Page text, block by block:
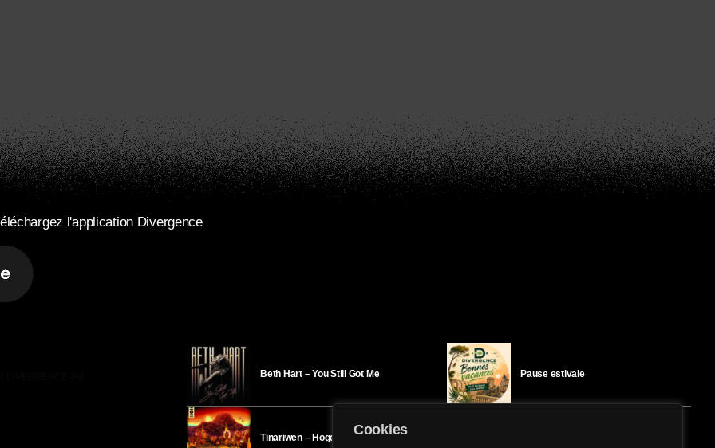
Cookies
l'application Divergence
Beth Hart – You Still Got Me
Tinariwen – Hoggar
Pause estivale